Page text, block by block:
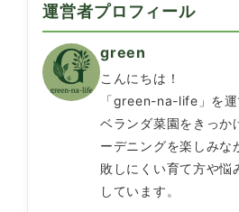
運営者プロフィール
green
こんにちは！
「green-na-life」を運
ベランダ菜園をきっか
ーデニングを楽しみな
敗しにくい育て方や悩
しています。